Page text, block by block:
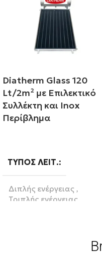
Diatherm Glass 120
Lt/2m² με Επιλεκτικό
Συλλέκτη και Inox
Περίβλημα
ΤΎΠΟΣ ΛΕΙΤ.
Διπλής ενέργειας ,
Τριπλής ενέργειας